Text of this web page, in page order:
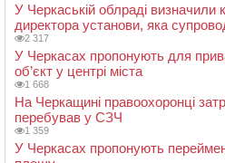
У Черкаській облраді визначили
директора установи, яка
2 317
У Черкасах пропонують для
об’єкт у центрі міста
1 668
На Черкащині правоохоронці
перебував у СЗЧ
1 359
У Черкасах пропонують